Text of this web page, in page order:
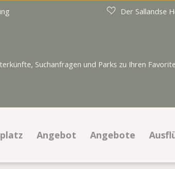
Der Sallandse
Suchanfragen und Parks zu Ihren
Angebot
Stellplätze
Angebote
Angebote